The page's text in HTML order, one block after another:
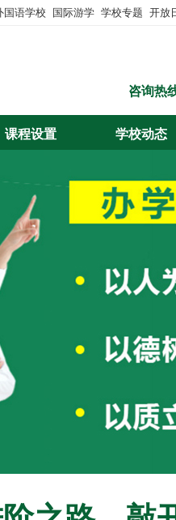
国语学校 国际游学 学校专题 开放
咨询热
课程设置 学校动态